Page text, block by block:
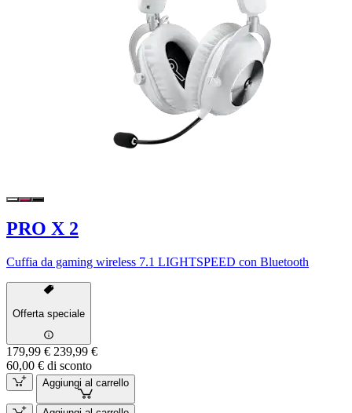
PRO X 2
Cuffia da gaming wireless 7.1 LIGHTSPEED con Bluetooth
Offerta speciale
179,99 € 239,99 €
60,00 € di sconto
Aggiungi al carrello